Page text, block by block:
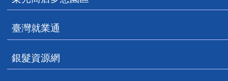
臺灣就業通
銀髮資源網